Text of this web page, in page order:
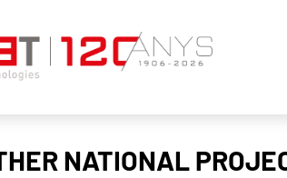
NATIONAL